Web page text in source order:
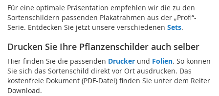
Für eine optimale Präsentation empfehlen wir die zu den
Sortenschildern passenden Plakatrahmen aus der „Profi“-
Serie. Entdecken Sie jetzt unsere verschiedenen Sets.
Drucken Sie Ihre Pflanzenschilder auch selber
Hier finden Sie die passenden Drucker und Folien. So können
Sie sich das Sortenschild direkt vor Ort ausdrucken. Das
kostenfreie Dokument (PDF-Datei) finden Sie unter dem Reiter
Download.